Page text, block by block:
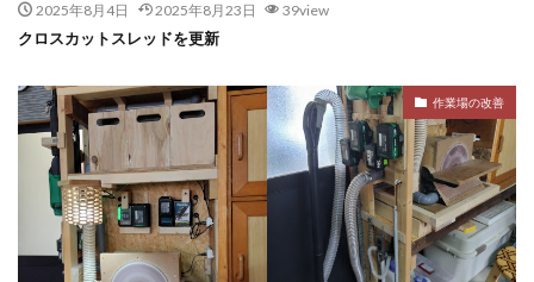
2025年8月4日 2025年8月23日 39view
クロスカットスレッドを更新
作業場の改善